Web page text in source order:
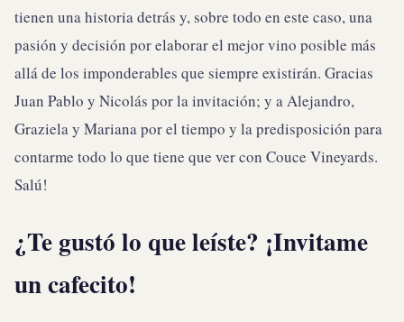
tienen una historia detrás y, sobre todo en este caso, una
pasión y decisión por elaborar el mejor vino posible más
allá de los imponderables que siempre existirán. Gracias
Juan Pablo y Nicolás por la invitación; y a Alejandro,
Graziela y Mariana por el tiempo y la predisposición para
contarme todo lo que tiene que ver con Couce Vineyards.
Salú!
¿Te gustó lo que leíste? ¡Invitame
un cafecito!